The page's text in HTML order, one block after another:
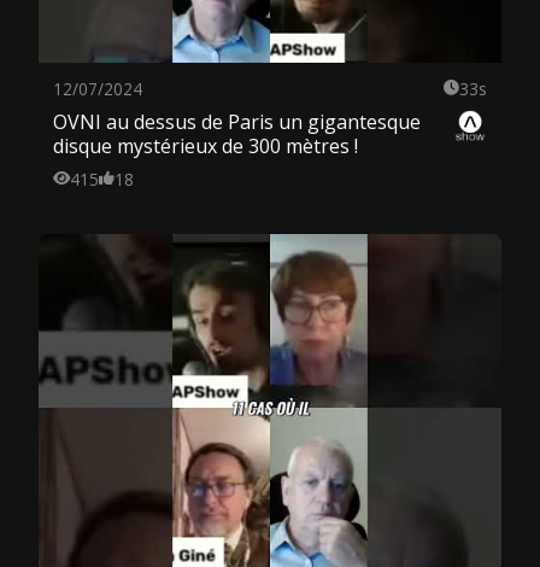
12/07/2024 33s
OVNI au dessus de Paris un gigantesque
disque mystérieux de 300 mètres !
415 18